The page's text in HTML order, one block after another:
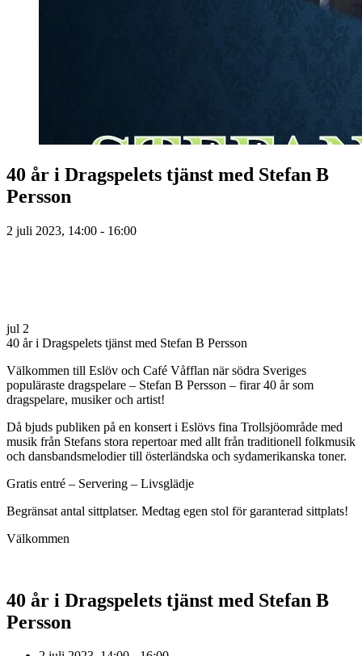
40 år i Dragspelets tjänst med Stefan B
Persson
2 juli 2023, 14:00 - 16:00
jul 2
40 år i Dragspelets tjänst med Stefan B Persson
Välkommen till Eslöv och Café Våfflan när södra Sveriges
populäraste dragspelare – Stefan B Persson – firar 40 år som
dragspelare, musiker och artist!
Då bjuds publiken på en konsert i Eslövs fina Trollsjöområde med
musik från Stefans stora repertoar med allt från traditionell folkmusik
och dansbandsmelodier till österländska och sydamerikanska toner.
Gratis entré – Servering – Livsglädje
Begränsat antal sittplatser. Medtag egen stol för garanterad sittplats!
Välkommen
40 år i Dragspelets tjänst med Stefan B
Persson